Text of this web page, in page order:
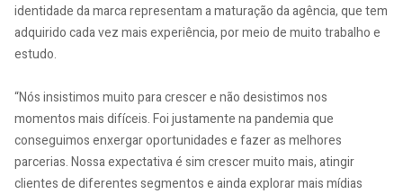
identidade da marca representam a maturação da agência, que tem
adquirido cada vez mais experiência, por meio de muito trabalho e
estudo.
“Nós insistimos muito para crescer e não desistimos nos
momentos mais difíceis. Foi justamente na pandemia que
conseguimos enxergar oportunidades e fazer as melhores
parcerias. Nossa expectativa é sim crescer muito mais, atingir
clientes de diferentes segmentos e ainda explorar mais mídias